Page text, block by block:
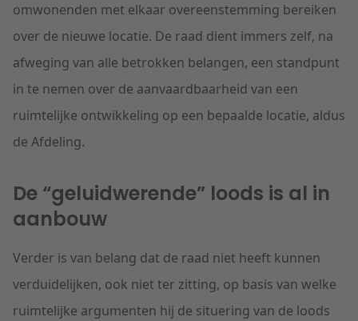
omwonenden met elkaar overeenstemming bereiken
over de nieuwe locatie. De raad dient immers zelf, na
afweging van alle betrokken belangen, een standpunt
in te nemen over de aanvaardbaarheid van een
ruimtelijke ontwikkeling op een bepaalde locatie, aldus
de Afdeling.
De “geluidwerende” loods is al in
aanbouw
Verder is van belang dat de raad niet heeft kunnen
verduidelijken, ook niet ter zitting, op basis van welke
ruimtelijke argumenten hij de situering van de loods